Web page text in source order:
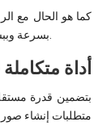
كما هو الحال مع
بسرعة وببساطة من خلال النقر على المنطقة المناسبة وسحبها.
5. أداة
متطلبات إنشاء صور